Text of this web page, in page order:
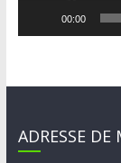
00:00
ADRESSE DE